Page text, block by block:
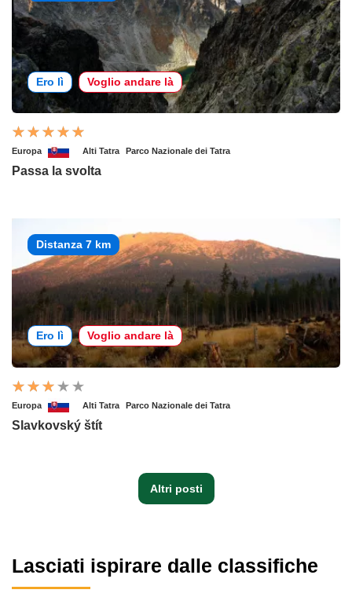
Ero lì Voglio andare là
Europa Alti Tatra Parco Nazionale dei Tatra
Passa la svolta
Distanza 7 km
Ero lì Voglio andare là
Europa Alti Tatra Parco Nazionale dei Tatra
Slavkovský štít
Altri posti
Lasciati ispirare dalle classifiche